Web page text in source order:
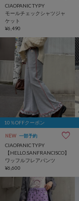
CIAOPANIC TYPY
モールチェックシャツジャ
ケット
¥6,490
10％OFFクーポン
NEW 一部予約
CIAOPANIC TYPY
【HELLO.SANFRANCISCO】
ワッフルフレアパンツ
¥6,600